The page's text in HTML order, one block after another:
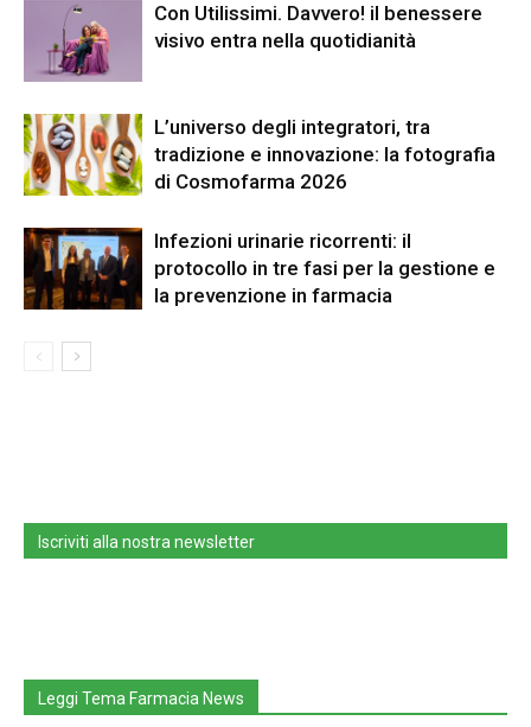
Con Utilissimi. Davvero! il benessere
visivo entra nella quotidianità
L’universo degli integratori, tra
tradizione e innovazione: la fotografia
di Cosmofarma 2026
Infezioni urinarie ricorrenti: il
protocollo in tre fasi per la gestione e
la prevenzione in farmacia
Iscriviti alla nostra newsletter
Leggi Tema Farmacia News